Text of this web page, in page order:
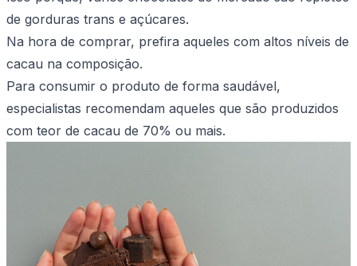
de gorduras trans e açúcares.
Na hora de comprar, prefira aqueles com altos níveis de
cacau na composição.
Para consumir o produto de forma saudável,
especialistas recomendam aqueles que são produzidos
com teor de cacau de 70% ou mais.